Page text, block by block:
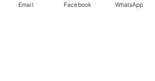
Email Facebook WhatsApp